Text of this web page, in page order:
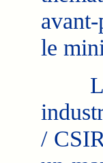
le
Le
/